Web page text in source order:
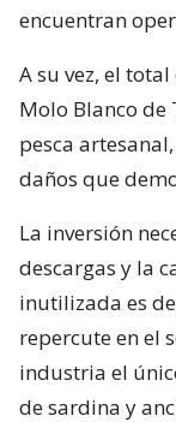
encuentran
A su vez, el
Molo Blanco
pesca
daños que
La inversión
descargas y la
inutilizada es
repercute en el
industria el
de sardina y